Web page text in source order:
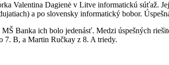
Valentina Dagienė v Litve informatickú súťaž.
a po slovensky informatický bobor.
Banka ich bolo jedenásť. Medzi úspešných
7. B, a Martin Ručkay z 8. A triedy.